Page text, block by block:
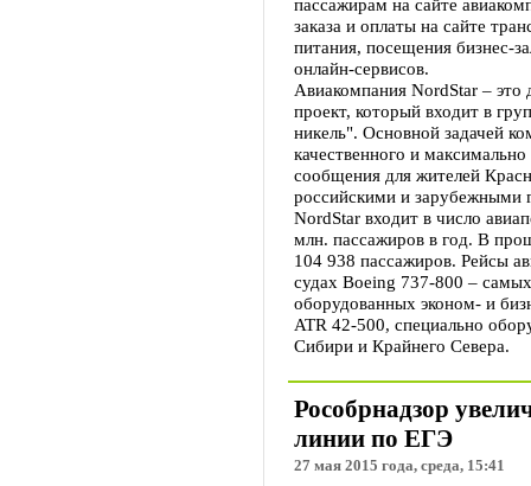
пассажирам на сайте
заказа и оплаты на сайте
питания, посещения бизнес-
онлайн-сервисов.
Авиакомпания NordStar –
проект, который входит в
никель". Основной задачей
качественного и
сообщения для жителей
российскими и зарубежными
NordStar входит в число
млн. пассажиров в год. В
104 938 пассажиров. Рейсы
судах Boeing 737-800 –
оборудованных эконом- и
ATR 42-500, специально
Сибири и Крайнего Севера.
Рособрнадзор
линии по ЕГЭ
27 мая 2015 года, среда, 15:41